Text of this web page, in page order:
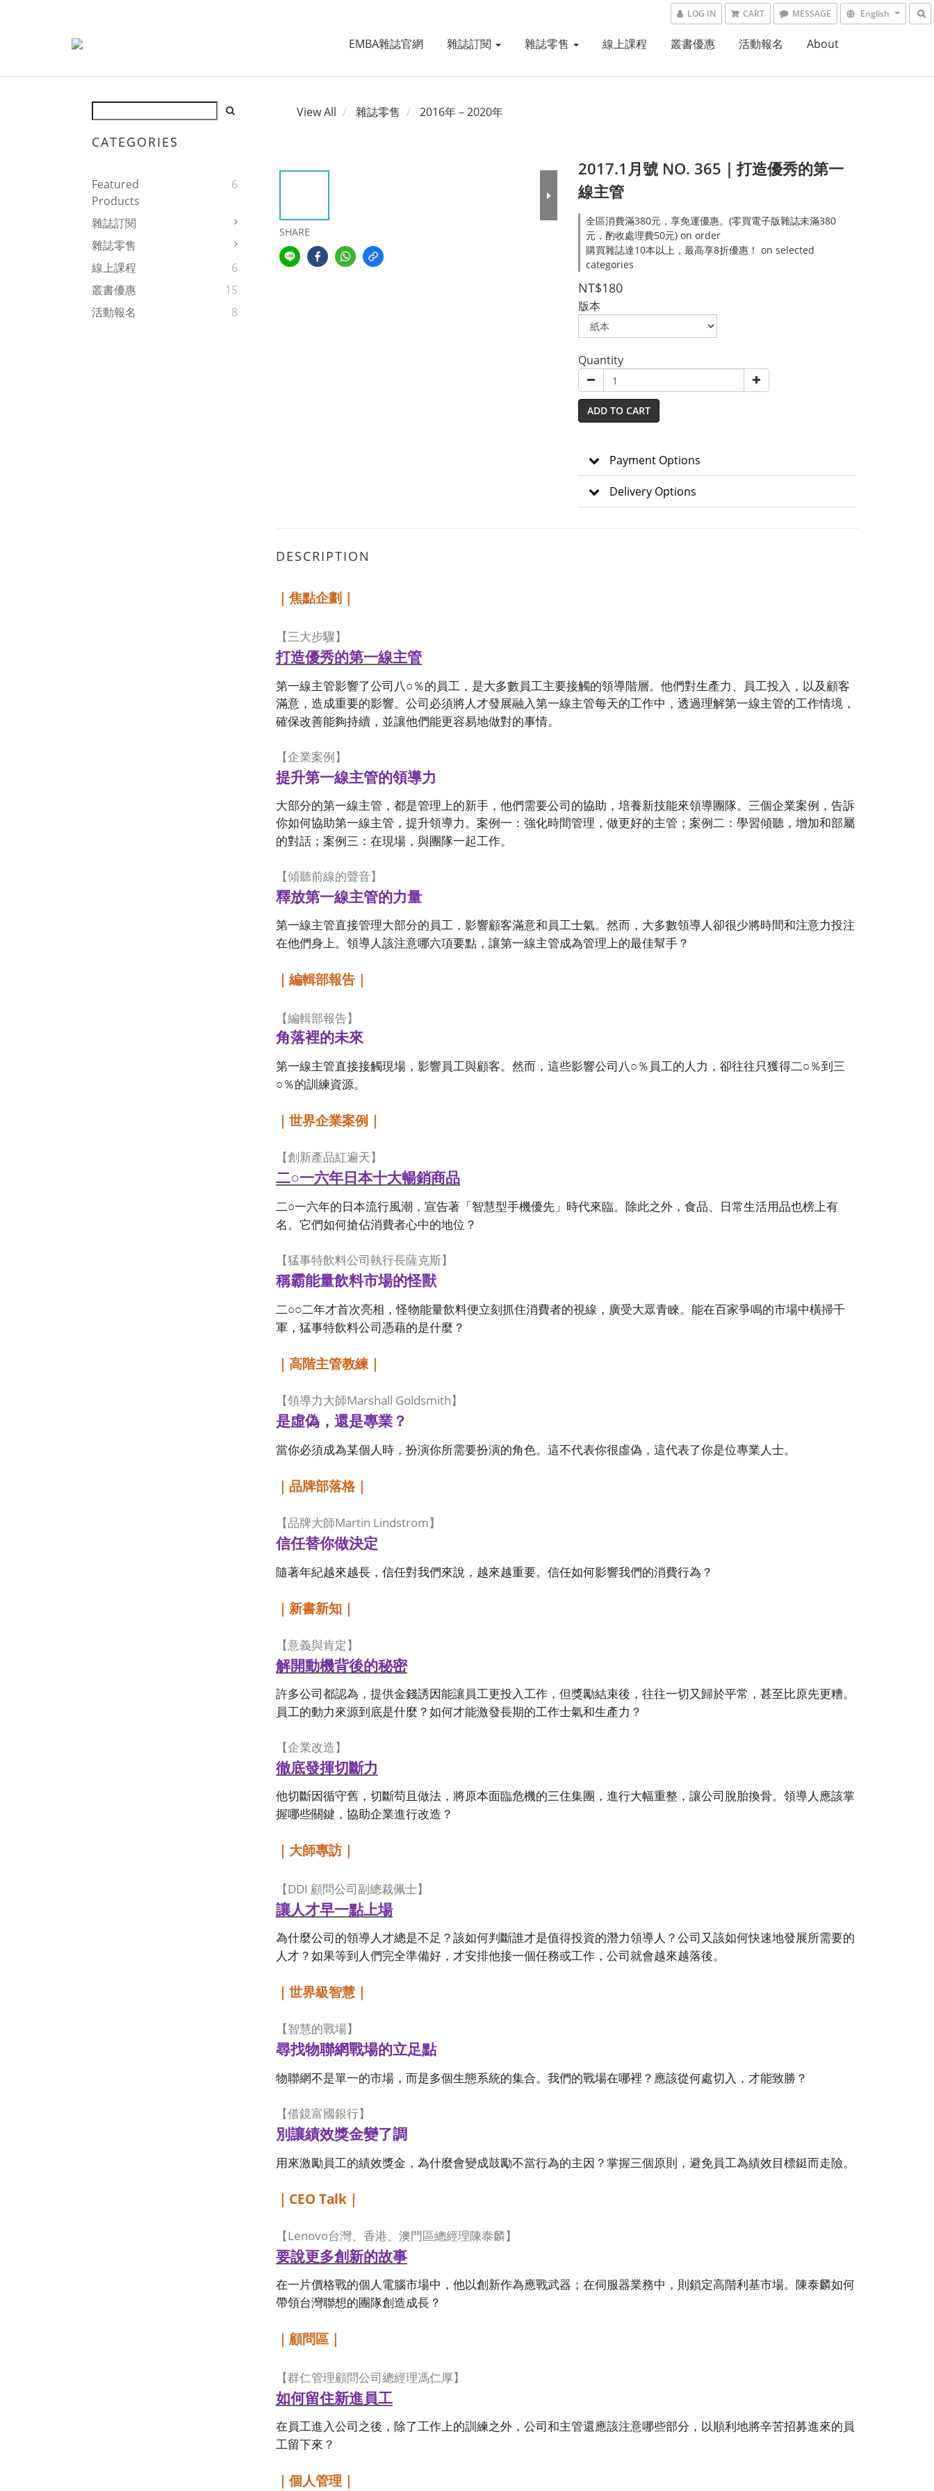
LOG IN CART MESSAGE English
EMBA雜誌官網 雜誌訂閱 雜誌零售 線上課程 叢書優惠 活動報名 About
CATEGORIES
Featured
Products
6
雜誌訂閱
雜誌零售
線上課程
6
叢書優惠
15
活動報名
8
View All 雜誌零售 2016年－2020年
SHARE
2017.1月號 NO. 365｜打造優秀的第一
線主管
全區消費滿380元，享免運優惠。(零買電子版雜誌未滿380
元，酌收處理費50元) on order
購買雜誌達10本以上，最高享8折優惠！ on selected
categories
NT$180
版本
Quantity
ADD TO CART
Payment Options
Delivery Options
DESCRIPTION
｜焦點企劃｜
【三大步驟】
打造優秀的第一線主管
第一線主管影響了公司八○ ％的員工，是大多數員工主要接觸的領導階層。他們對生產力、員工投入，以及顧客
滿意，造成重要的影響。公司必須將人才發展融入第一線主管每天的工作中，透過理解第一線主管的工作情境，
確保改善能夠持續，並讓他們能更容易地做對的事情。
【企業案例】
提升第一線主管的領導力
大部分的第一線主管，都是管理上的新手，他們需要公司的協助，培養新技能來領導團隊。三個企業案例，告訴
你如何協助第一線主管，提升領導力。案例一：強化時間管理，做更好的主管；案例二：學習傾聽，增加和部屬
的對話；案例三：在現場，與團隊一起工作。
【傾聽前線的聲音】
釋放第一線主管的力量
第一線主管直接管理大部分的員工，影響顧客滿意和員工士氣。然而，大多數領導人卻很少將時間和注意力投注
在他們身上。領導人該注意哪六項要點，讓第一線主管成為管理上的最佳幫手？
｜編輯部報告｜
【編輯部報告】
角落裡的未來
第一線主管直接接觸現場，影響員工與顧客。然而，這些影響公司八○ ％員工的人力，卻往往只獲得二○ ％到三
○ ％的訓練資源。
｜世界企業案例｜
【創新產品紅遍天】
二○一六年日本十大暢銷商品
二○一六年的日本流行風潮，宣告著「智慧型手機優先」時代來臨。除此之外，食品、日常生活用品也榜上有
名。它們如何搶佔消費者心中的地位？
【猛事特飲料公司執行長薩克斯】
稱霸能量飲料市場的怪獸
二○○二年才首次亮相，怪物能量飲料便立刻抓住消費者的視線，廣受大眾青睞。能在百家爭鳴的市場中橫掃千
軍，猛事特飲料公司憑藉的是什麼？
｜高階主管教練｜
【領導力大師Marshall Goldsmith 】
是虛偽，還是專業？
當你必須成為某個人時，扮演你所需要扮演的角色。這不代表你很虛偽，這代表了你是位專業人士。
｜品牌部落格｜
【品牌大師Martin Lindstrom 】
信任替你做決定
隨著年紀越來越長，信任對我們來說，越來越重要。信任如何影響我們的消費行為？
｜新書新知｜
【意義與肯定】
解開動機背後的秘密
許多公司都認為，提供金錢誘因能讓員工更投入工作，但獎勵結束後，往往一切又歸於平常，甚至比原先更糟。
員工的動力來源到底是什麼？如何才能激發長期的工作士氣和生產力？
【企業改造】
徹底發揮切斷力
他切斷因循守舊，切斷苟且做法，將原本面臨危機的三住集團，進行大幅重整，讓公司脫胎換骨。領導人應該掌
握哪些關鍵，協助企業進行改造？
｜大師專訪｜
【 DDI 顧問公司副總裁佩士】
讓人才早一點上場
為什麼公司的領導人才總是不足？該如何判斷誰才是值得投資的潛力領導人？公司又該如何快速地發展所需要的
人才？如果等到人們完全準備好，才安排他接一個任務或工作，公司就會越來越落後。
｜世界級智慧｜
【智慧的戰場】
尋找物聯網戰場的立足點
物聯網不是單一的市場，而是多個生態系統的集合。我們的戰場在哪裡？應該從何處切入，才能致勝？
【借鏡富國銀行】
別讓績效獎金變了調
用來激勵員工的績效獎金，為什麼會變成鼓勵不當行為的主因？掌握三個原則，避免員工為績效目標鋌而走險。
CEO Talk
【 Lenovo台灣、香港、澳門區總經理陳泰麟】
要說更多創新的故事
在一片價格戰的個人電腦市場中，他以創新作為應戰武器；在伺服器業務中，則鎖定高階利基市場。陳泰麟如何
帶領台灣聯想的團隊創造成長？
｜顧問區｜
【群仁管理顧問公司總經理馮仁厚】
如何留住新進員工
在員工進入公司之後，除了工作上的訓練之外，公司和主管還應該注意哪些部分，以順利地將辛苦招募進來的員
工留下來？
｜個人管理｜